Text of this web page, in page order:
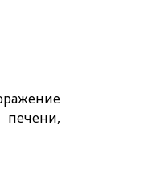
печени,